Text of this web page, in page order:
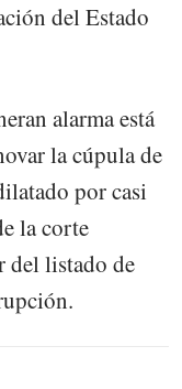
del Estado
alarma está
la cúpula de
por casi
la corte
del listado de